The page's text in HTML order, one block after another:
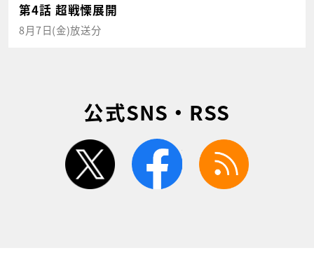
第4話 超戦慄展開
8月7日(金)放送分
公式SNS・RSS
twitter facebook